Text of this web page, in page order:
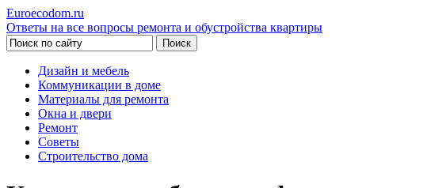
Euroecodom.ru
Ответы на все вопросы ремонта и обустройства квартиры
Дизайн и мебель
Коммуникации в доме
Материалы для ремонта
Окна и двери
Ремонт
Советы
Строительство дома